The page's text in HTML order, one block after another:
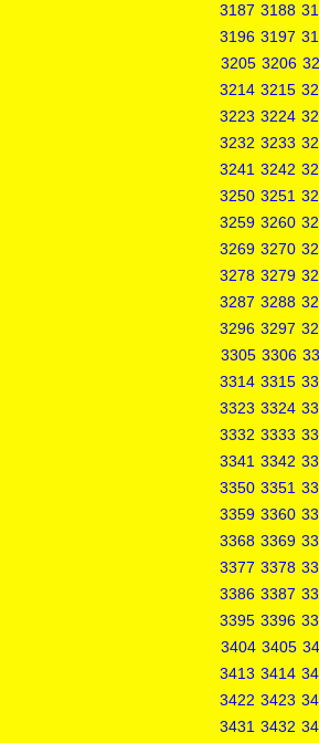
3187 3188
3196 3197
3205 3206
3214 3215
3223 3224
3232 3233
3241 3242
3250 3251
3259 3260
3269 3270
3278 3279
3287 3288
3296 3297
3305 3306
3314 3315
3323 3324
3332 3333
3341 3342
3350 3351
3359 3360
3368 3369
3377 3378
3386 3387
3395 3396
3404 3405
3413 3414
3422 3423
3431 3432